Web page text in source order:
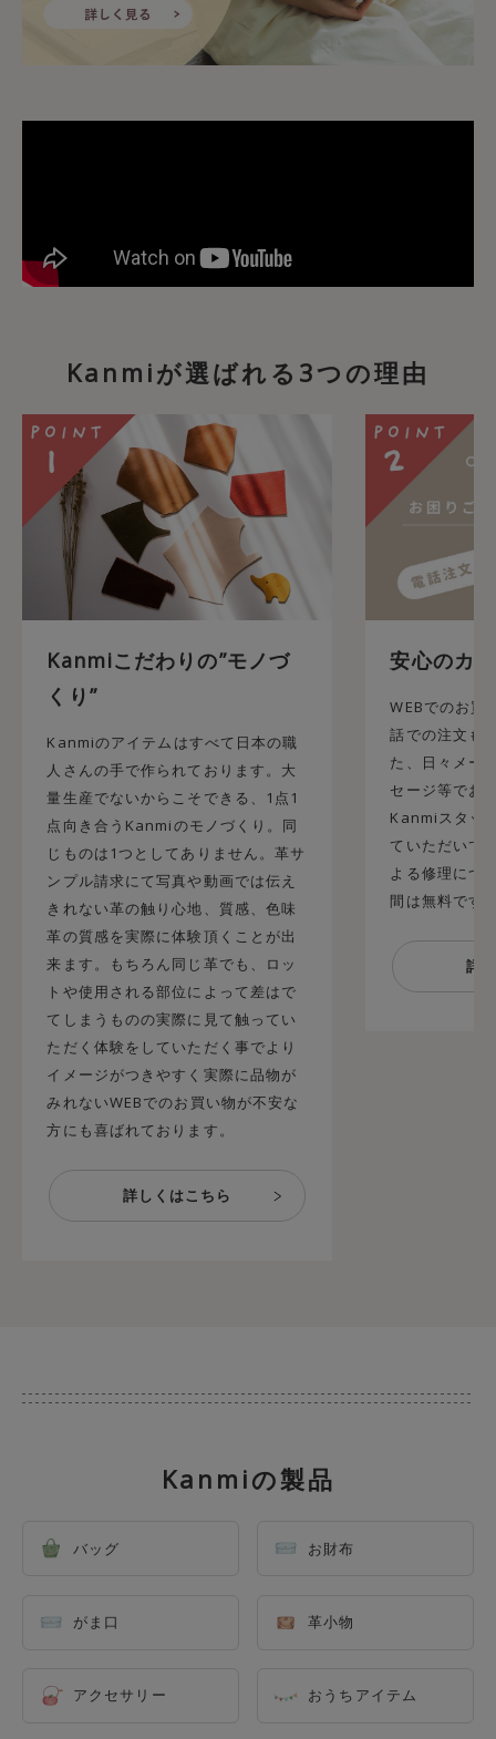
Kanmiが選ばれる3つの理由
Kanmiこだわりの”モノづ
くり”
Kanmiのアイテムはすべて日本の職
人さんの手で作られております。大
量生産でないからこそできる、1点1
点向き合うKanmiのモノづくり。同
じものは1つとしてありません。革サ
ンプル請求にて写真や動画では伝え
きれない革の触り心地、質感、色味
革の質感を実際に体験頂くことが出
来ます。もちろん同じ革でも、ロッ
トや使用される部位によって差はで
てしまうものの実際に見て触ってい
ただく体験をしていただく事でより
イメージがつきやすく実際に品物が
みれないWEBでのお買い物が不安な
方にも喜ばれております。
安心のカ
WEBでのお買
話での注文も
た、日々メー
セージ等でお
Kanmiスタッ
ていただいて
よる修理につ
間は無料です
Kanmiの製品
バッグ お財布
がま口 革小物
アクセサリー おうちアイテム